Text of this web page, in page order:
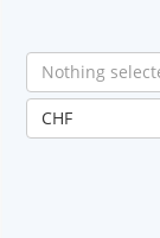
Nothing
CHF